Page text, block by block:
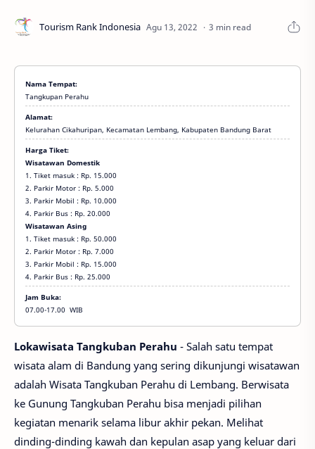
3 min read
Nama Tempat:
Tangkupan Perahu
Alamat:
Kelurahan Cikahuripan, Kecamatan Lembang, Kabupaten Bandung Barat
Harga Tiket:
Wisatawan Domestik
1. Tiket masuk : Rp. 15.000
2. Parkir Motor : Rp. 5.000
3. Parkir Mobil : Rp. 10.000
4. Parkir Bus : Rp. 20.000
Wisatawan Asing
1. Tiket masuk : Rp. 50.000
2. Parkir Motor : Rp. 7.000
3. Parkir Mobil : Rp. 15.000
4. Parkir Bus : Rp. 25.000
Ekonomi
dan
Bisnis,
S1,
Teknik
Jam Buka:
07.00-17.00 WIB
Lokawisata Tangkuban Perahu - Salah satu tempat
wisata alam di Bandung yang sering dikunjungi wisatawan
adalah Wisata Tangkuban Perahu di Lembang. Berwisata
ke Gunung Tangkuban Perahu bisa menjadi pilihan
kegiatan menarik selama libur akhir pekan. Melihat
dinding-dinding kawah dan kepulan asap yang keluar dari